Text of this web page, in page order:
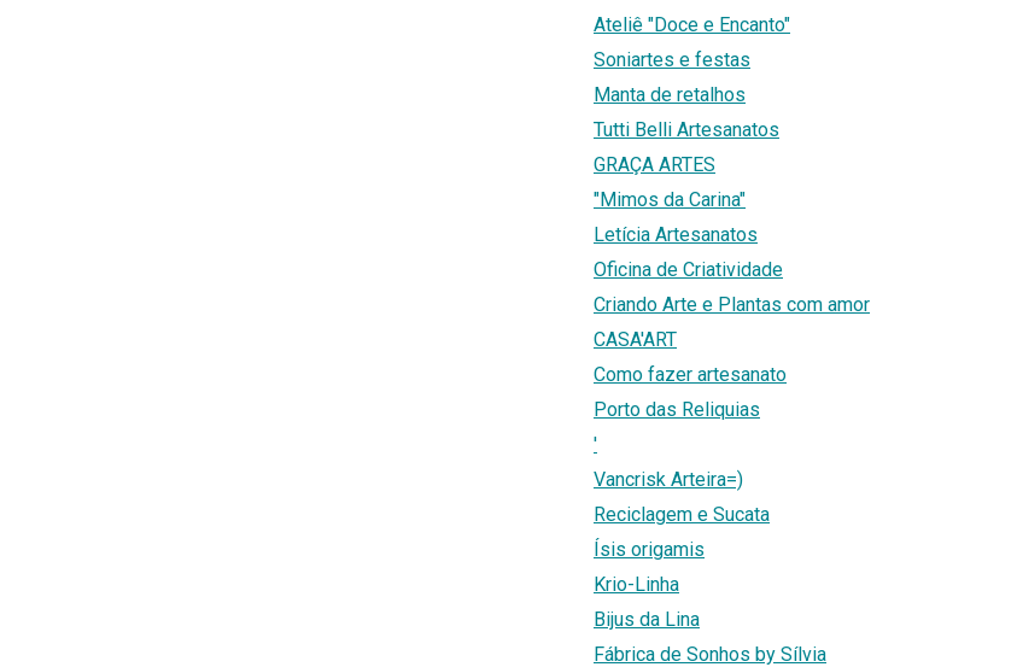
Ateliê "Doce e Encanto"
Soniartes e festas
Manta de retalhos
Tutti Belli Artesanatos
GRAÇA ARTES
"Mimos da Carina"
Letícia Artesanatos
Oficina de Criatividade
Criando Arte e Plantas com amor
CASA'ART
Como fazer artesanato
Porto das Reliquias
'
Vancrisk Arteira=)
Reciclagem e Sucata
Ísis origamis
Krio-Linha
Bijus da Lina
Fábrica de Sonhos by Sílvia